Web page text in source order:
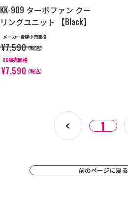
KK-909 ターボファン クー
リングユニット 【Black】
メーカー希望小売価格
¥7,590（税込）
EC販売価格
¥7,590（税込）
1
前のページに戻る